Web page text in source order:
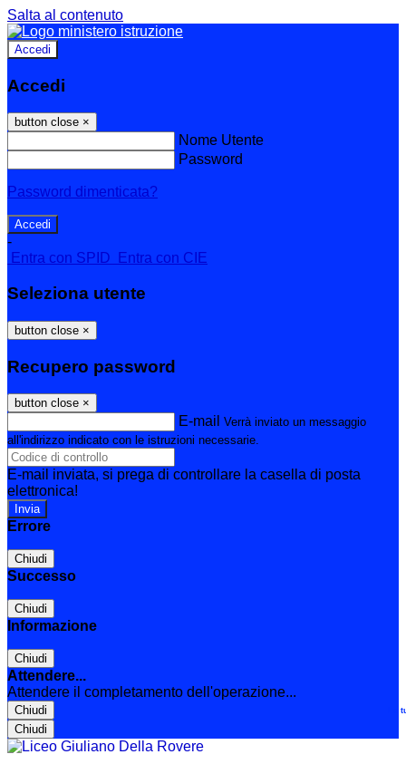
Salta al contenuto
Accedi
Accedi
button close ×
Nome Utente
Password
Password dimenticata?
-
Entra con SPID
Entra con CIE
Seleziona utente
button close ×
Recupero password
button close ×
E-mail Verrà inviato un messaggio
all'indirizzo indicato con le istruzioni necessarie.
E-mail inviata, si prega di controllare la casella di posta
elettronica!
Errore
Chiudi
Successo
Chiudi
Informazione
Chiudi
Attendere...
Attendere il completamento dell'operazione...
Chiudi
Chiudi
Le